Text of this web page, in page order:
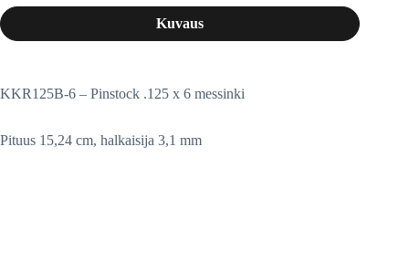
Kuvaus
KKR125B-6 – Pinstock .125 x 6 messinki
Pituus 15,24 cm, halkaisija 3,1 mm